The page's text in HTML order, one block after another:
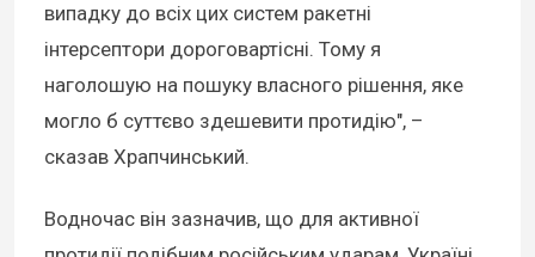
випадку до всіх цих систем ракетні
інтерсептори дороговартісні. Тому я
наголошую на пошуку власного рішення, яке
могло б суттєво здешевити протидію", –
сказав Храпчинський.
Водночас він зазначив, що для активної